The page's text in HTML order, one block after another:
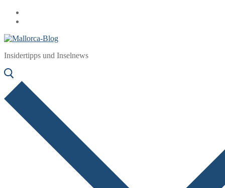
Zum
Inhalt
Menü
Schließen
Insidertipps und Inselnews